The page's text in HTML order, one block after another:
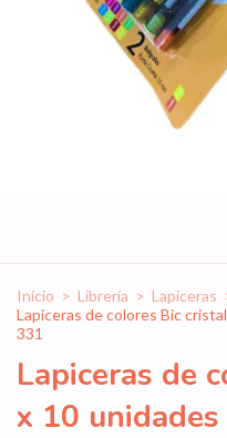
Inicio > Librería > Lapiceras
Lapiceras de colores Bic
331
Lapiceras de
x 10